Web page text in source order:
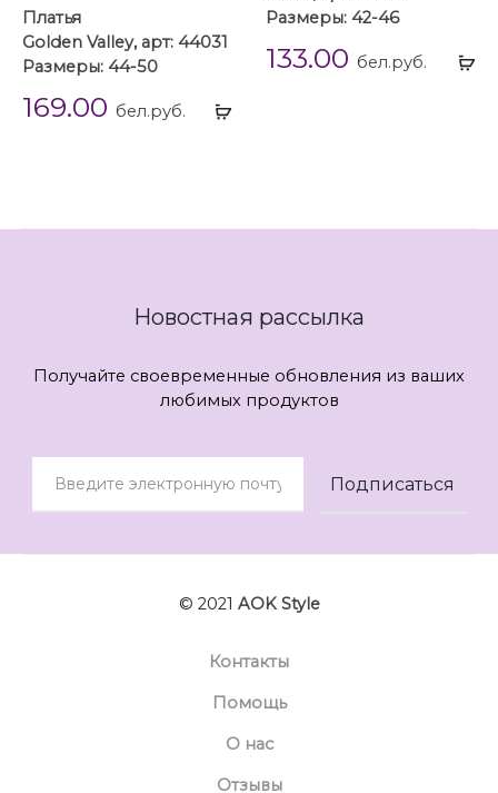
Выбрать
Платья
Golden Valley, арт: 44031
Размеры: 44-50
169.00 бел.руб.
Размеры: 42-46
133.00 бел.руб.
Новостная рассылка
Получайте своевременные обновления из ваших
любимых продуктов
© 2021 AOK Style
Контакты
Помощь
О нас
Отзывы